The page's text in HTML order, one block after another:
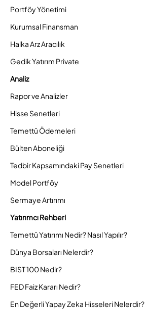
Portföy Yönetimi
Kurumsal Finansman
Halka Arz Aracılık
Gedik Yatırım Private
Analiz
Rapor ve Analizler
Hisse Senetleri
Temettü Ödemeleri
Bülten Aboneliği
Tedbir Kapsamındaki Pay Senetleri
Model Portföy
Sermaye Artırımı
Yatırımcı Rehberi
Temettü Yatırımı Nedir? Nasıl Yapılır?
Dünya Borsaları Nelerdir?
BIST 100 Nedir?
FED Faiz Kararı Nedir?
En Değerli Yapay Zeka Hisseleri Nelerdir?